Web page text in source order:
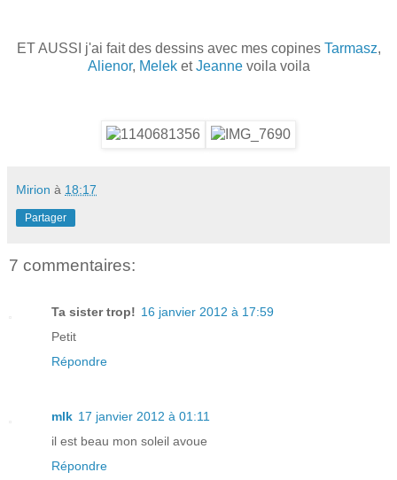
ET AUSSI j'ai fait des dessins avec mes copines Tarmasz,
Alienor, MeleketJeannevoila voila
Mirion à 18:17
Partager
7 commentaires:
Ta sister trop! 16 janvier 2012 à 17:59
Petit
Répondre
mlk 17 janvier 2012 à 01:11
il est beau mon soleil avoue
Répondre